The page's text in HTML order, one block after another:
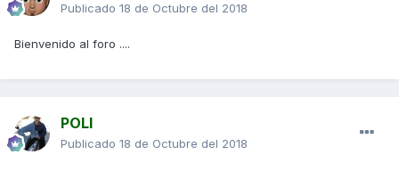
Publicado 18 de Octubre del 2018
Bienvenido al foro ....
POLI
Publicado 18 de Octubre del 2018